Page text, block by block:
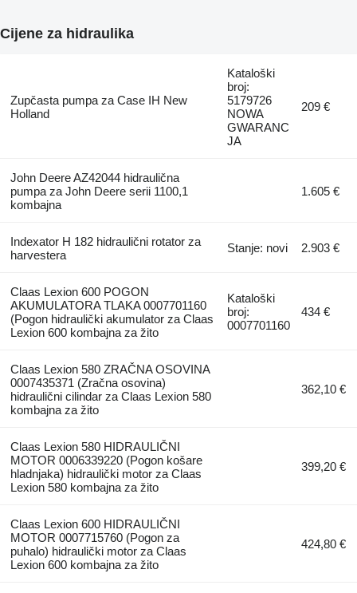
Cijene za hidraulika
Zupčasta pumpa za Case IH New
Holland
Kataloški
broj:
5179726
NOWA
GWARANC
JA
209 €
John Deere AZ42044 hidraulična
pumpa za John Deere serii 1100,1
kombajna
1.605 €
Indexator H 182 hidraulični rotator za
harvestera
Stanje: novi 2.903 €
Claas Lexion 600 POGON
AKUMULATORA TLAKA 0007701160
(Pogon hidraulički akumulator za Claas
Lexion 600 kombajna za žito
Kataloški
broj:
0007701160
434 €
Claas Lexion 580 ZRAČNA OSOVINA
0007435371 (Zračna osovina)
hidraulični cilindar za Claas Lexion 580
kombajna za žito
362,10 €
Claas Lexion 580 HIDRAULIČNI
MOTOR 0006339220 (Pogon košare
hladnjaka) hidraulički motor za Claas
Lexion 580 kombajna za žito
399,20 €
Claas Lexion 600 HIDRAULIČNI
MOTOR 0007715760 (Pogon za
puhalo) hidraulički motor za Claas
Lexion 600 kombajna za žito
424,80 €